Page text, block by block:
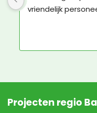
materiaal om het
Projecten regio